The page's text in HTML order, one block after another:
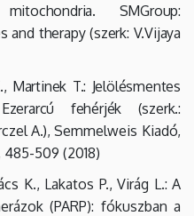
SMGroup:
and therapy (szerk: V.Vijaya
Martinek T.: Jelölésmentes
fehérjék (szerk.:
A.),Semmelweis Kiadó,
485-509 (2018)
K., Lakatos P., Virág L.: A
(PARP): fókuszban a